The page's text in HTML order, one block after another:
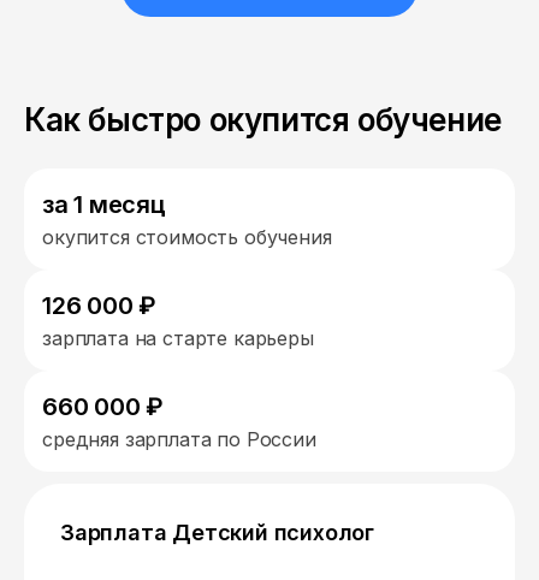
Как быстро окупится обучение
за 1 месяц
окупится стоимость обучения
126 000 ₽
зарплата на старте карьеры
660 000 ₽
средняя зарплата по России
Зарплата Детский психолог